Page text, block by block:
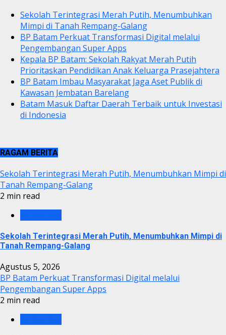
Sekolah Terintegrasi Merah Putih, Menumbuhkan
Mimpi di Tanah Rempang-Galang
BP Batam Perkuat Transformasi Digital melalui
Pengembangan Super Apps
Kepala BP Batam: Sekolah Rakyat Merah Putih
Prioritaskan Pendidikan Anak Keluarga Prasejahtera
BP Batam Imbau Masyarakat Jaga Aset Publik di
Kawasan Jembatan Barelang
Batam Masuk Daftar Daerah Terbaik untuk Investasi
di Indonesia
RAGAM BERITA
Sekolah Terintegrasi Merah Putih, Menumbuhkan Mimpi di
Tanah Rempang-Galang
2 min read
Sekolah Terintegrasi Merah Putih, Menumbuhkan Mimpi di
Tanah Rempang-Galang
Agustus 5, 2026
BP Batam Perkuat Transformasi Digital melalui
Pengembangan Super Apps
2 min read